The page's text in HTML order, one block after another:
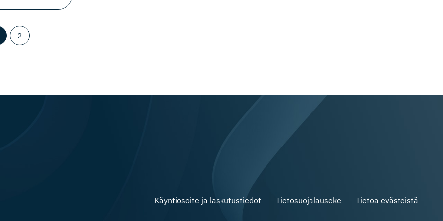
2
Käyntiosoite ja laskutustiedot Tietosuojalauseke Tietoa evästeistä